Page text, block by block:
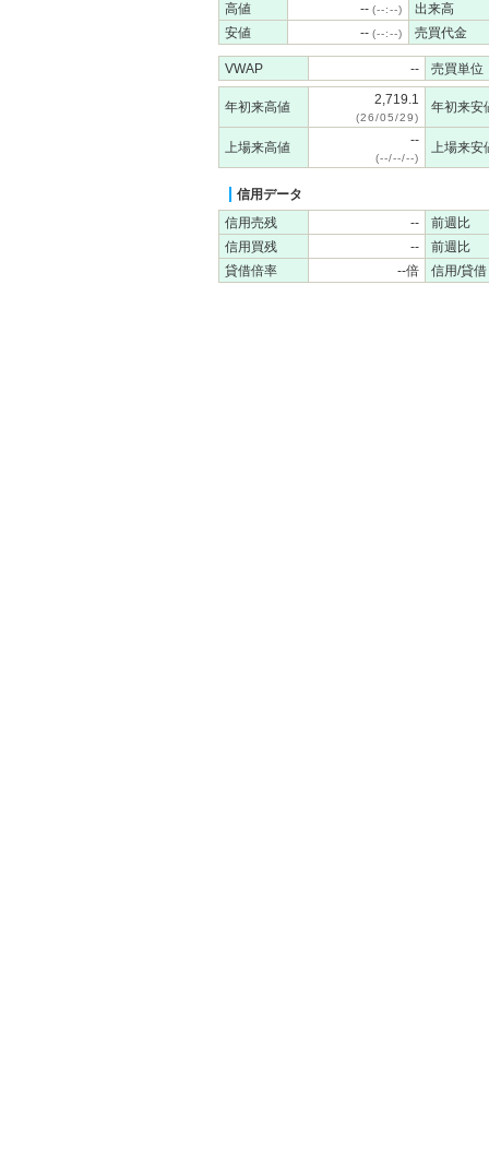
高値
-- (--:--)
出来高
安値
-- (--:--) 売買代金
VWAP -- 売買単位
年初来高値 2,719.1
(26/05/29)
年初来安
上場来高値 --
(--/--/--)
上場来安
信用データ
信用売残
--
前週比
信用買残
--
前週比
貸借倍率
--倍 信用/貸借